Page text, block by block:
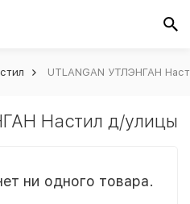
UTLANGAN УТЛЭНГАН
Настил д/улицы
ни одного товара.